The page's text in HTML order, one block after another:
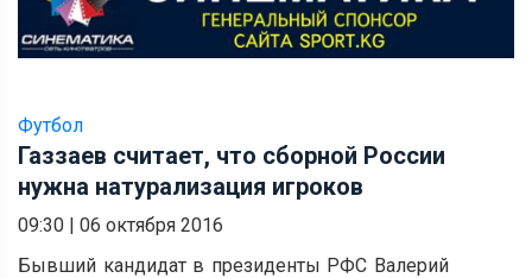
Футбол
Газзаев считает, что сборной России
нужна натурализация игроков
09:30 | 06 октября 2016
Бывший кандидат в президенты РФС Валерий